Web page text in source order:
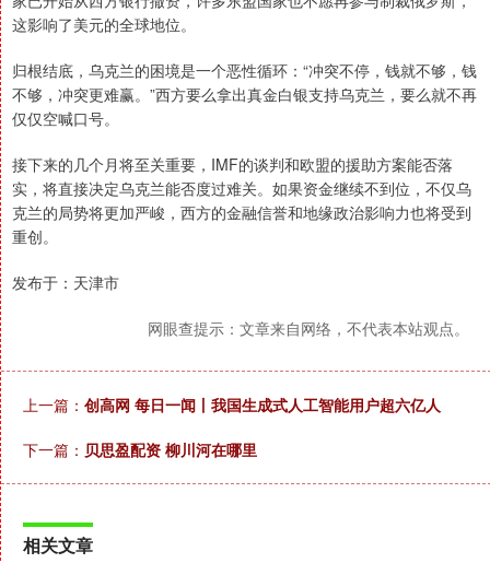
这影响了美元的全球地位。
归根结底，乌克兰的困境是一个恶性循环：“冲突不停，钱就不够，钱
不够，冲突更难赢。”西方要么拿出真金白银支持乌克兰，要么就不再
仅仅空喊口号。
接下来的几个月将至关重要，IMF的谈判和欧盟的援助方案能否落
实，将直接决定乌克兰能否度过难关。如果资金继续不到位，不仅乌
克兰的局势将更加严峻，西方的金融信誉和地缘政治影响力也将受到
重创。
发布于：天津市
网眼查提示：文章来自网络，不代表本站观点。
上一篇： 创高网 每日一闻丨我国生成式人工智能用户超六亿人
下一篇： 贝思盈配资 柳川河在哪里
相关文章